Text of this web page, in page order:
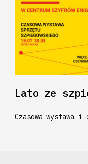
Lato ze
Czasowa wystawa